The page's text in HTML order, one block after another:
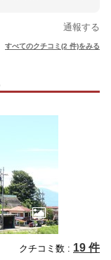
通報する
すべてのクチコミ(2 件)をみる
クチコミ数 : 19 件